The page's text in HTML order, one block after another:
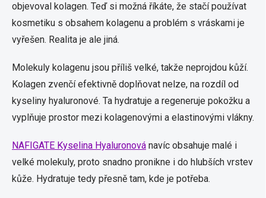
objevoval kolagen. Teď si možná říkáte, že stačí používat
kosmetiku s obsahem kolagenu a problém s vráskami je
vyřešen. Realita je ale jiná.
Molekuly kolagenu jsou příliš velké, takže neprojdou kůží.
Kolagen zvenčí efektivně doplňovat nelze, na rozdíl od
kyseliny hyaluronové. Ta hydratuje a regeneruje pokožku a
vyplňuje prostor mezi kolagenovými a elastinovými vlákny.
NAFIGATE Kyselina Hyaluronová navíc obsahuje malé i
velké molekuly, proto snadno pronikne i do hlubších vrstev
kůže. Hydratuje tedy přesně tam, kde je potřeba.